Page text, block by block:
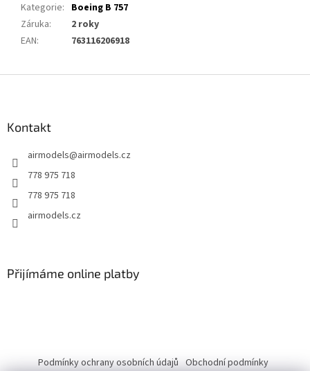
Kategorie: Boeing B 757
Záruka:
2 roky
EAN: 763116206918
Kontakt
airmodels@airmodels.cz
778 975 718
778 975 718
airmodels.cz
Přijímáme online platby
Podmínky ochrany osobních údajů Obchodní podmínky